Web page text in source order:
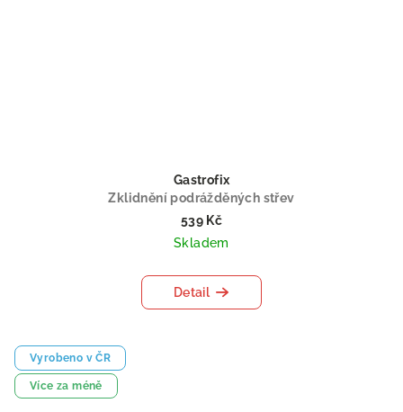
Gastrofix
Zklidnění podrážděných střev
539 Kč
Skladem
Detail
Vyrobeno v ČR
Více za méně